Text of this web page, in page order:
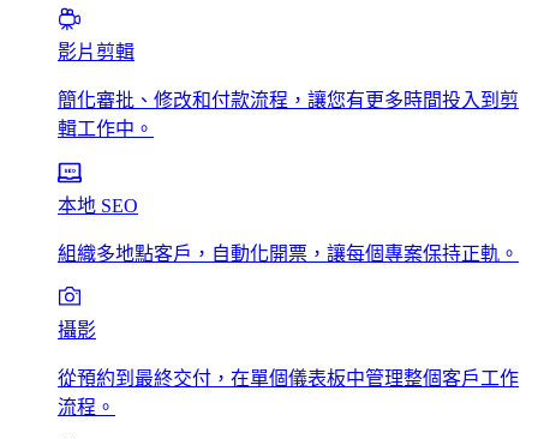
影片剪輯
簡化審批、修改和付款流程，讓您有更多時間投入到剪
輯工作中。
本地 SEO
組織多地點客戶，自動化開票，讓每個專案保持正軌。
攝影
從預約到最終交付，在單個儀表板中管理整個客戶工作
流程。